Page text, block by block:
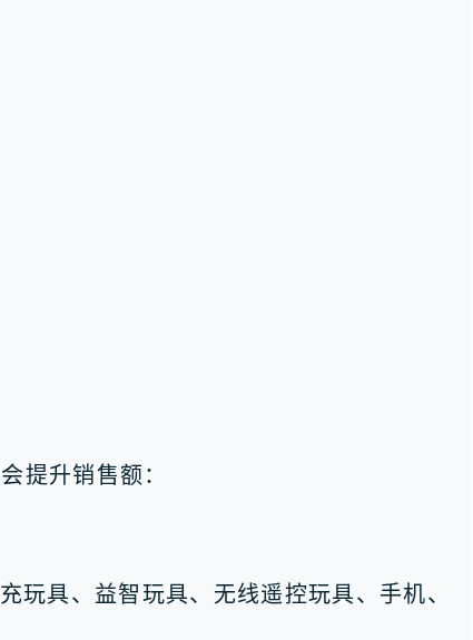
提升销售额：
具、益智玩具、无线遥控玩具、手机、